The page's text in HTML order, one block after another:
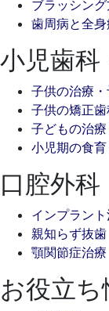
ブラッシン
歯周病と全身
小児歯科
子供の治療
子供の矯正歯
子どもの治
小児期の食
口腔外科
インプラン
親知らず抜歯
顎関節症治療
お役立ち